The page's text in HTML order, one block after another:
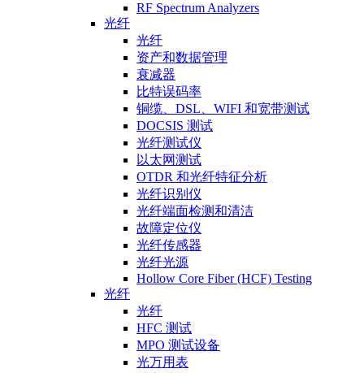
RF Spectrum Analyzers
光纤
光纤
资产和数据管理
衰减器
比特误码率
铜缆、DSL、WIFI 和宽带测试
DOCSIS 测试
光纤测试仪
以太网测试
OTDR 和光纤特征分析
光纤识别仪
光纤端面检测和清洁
故障定位仪
光纤传感器
光纤光源
Hollow Core Fiber (HCF) Testing
光纤
光纤
HFC 测试
MPO 测试设备
光万用表